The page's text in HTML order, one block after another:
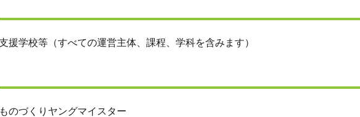
援学校等（すべての運営主体、課程、学科を含みます）
のづくりヤングマイスター